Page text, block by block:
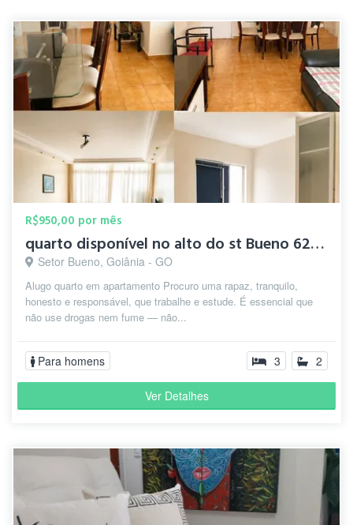
R$950,00 por mês
quarto disponível no alto do st Bueno 62983206802
Setor Bueno, Goiânia - GO
Alugo quarto em apartamento Procuro uma rapaz, tranquilo,
honesto e responsável, que trabalhe e estude. É essencial que
não use drogas nem fume — não...
Para homens 3 2
Ver Detalhes